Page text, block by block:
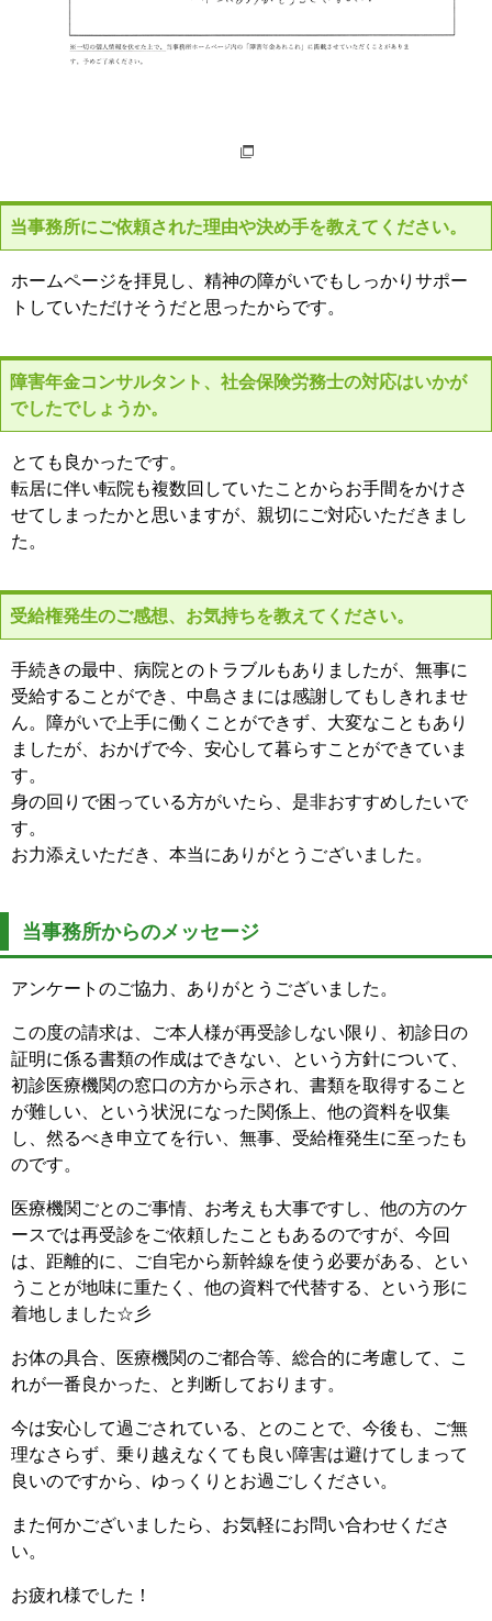
当事務所にご依頼された理由や決め手を教えてください。
ホームページを拝見し、精神の障がいでもしっかりサポー
トしていただけそうだと思ったからです。
障害年金コンサルタント、社会保険労務士の対応はいかが
でしたでしょうか。
とても良かったです。
転居に伴い転院も複数回していたことからお手間をかけさ
せてしまったかと思いますが、親切にご対応いただきまし
た。
受給権発生のご感想、お気持ちを教えてください。
手続きの最中、病院とのトラブルもありましたが、無事に
受給することができ、中島さまには感謝してもしきれませ
ん。障がいで上手に働くことができず、大変なこともあり
ましたが、おかげで今、安心して暮らすことができていま
す。
身の回りで困っている方がいたら、是非おすすめしたいで
す。
お力添えいただき、本当にありがとうございました。
当事務所からのメッセージ
アンケートのご協力、ありがとうございました。
この度の請求は、ご本人様が再受診しない限り、初診日の
証明に係る書類の作成はできない、という方針について、
初診医療機関の窓口の方から示され、書類を取得すること
が難しい、という状況になった関係上、他の資料を収集
し、然るべき申立てを行い、無事、受給権発生に至ったも
のです。
医療機関ごとのご事情、お考えも大事ですし、他の方のケ
ースでは再受診をご依頼したこともあるのですが、今回
は、距離的に、ご自宅から新幹線を使う必要がある、とい
うことが地味に重たく、他の資料で代替する、という形に
着地しました☆彡
お体の具合、医療機関のご都合等、総合的に考慮して、こ
れが一番良かった、と判断しております。
今は安心して過ごされている、とのことで、今後も、ご無
理なさらず、乗り越えなくても良い障害は避けてしまって
良いのですから、ゆっくりとお過ごしください。
また何かございましたら、お気軽にお問い合わせくださ
い。
お疲れ様でした！